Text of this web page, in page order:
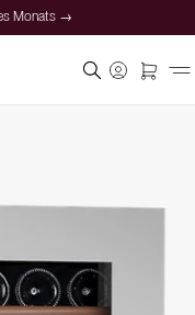
Monats →